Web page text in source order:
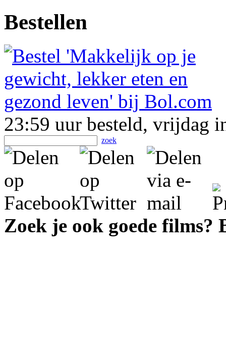
Bestellen
23:59 uur besteld, vrijdag
zoek
Zoek je ook goede films?